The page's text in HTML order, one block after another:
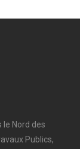
Nord des
Publics,